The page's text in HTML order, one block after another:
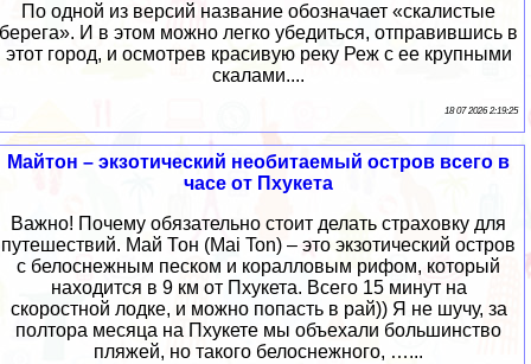
По одной из версий название обозначает «скалистые
берега». И в этом можно легко убедиться, отправившись в
этот город, и осмотрев красивую реку Реж с ее крупными
скалами....
18 07 2026 2:19:25
Майтон – экзотический необитаемый остров всего в
часе от Пхукета
Важно! Почему обязательно стоит делать страховку для
путешествий. Май Тон (Mai Ton) – это экзотический остров
с белоснежным песком и коралловым рифом, который
находится в 9 км от Пхукета. Всего 15 минут на
скоростной лодке, и можно попасть в рай)) Я не шучу, за
полтора месяца на Пхукете мы объехали большинство
пляжей, но такого белоснежного, …...